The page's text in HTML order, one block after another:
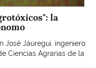
la
José Jáuregui, ingeniero
Ciencias Agrarias de la